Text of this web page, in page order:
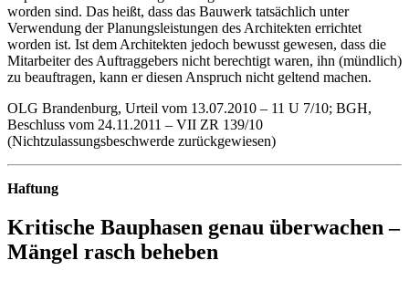
worden sind. Das heißt, dass das Bauwerk tatsächlich unter
Verwendung der Planungsleistungen des Architekten errichtet
worden ist. Ist dem Architekten jedoch bewusst gewesen, dass die
Mitarbeiter des Auftraggebers nicht berechtigt waren, ihn (mündlich)
zu beauftragen, kann er diesen Anspruch nicht geltend machen.
OLG Brandenburg, Urteil vom 13.07.2010 – 11 U 7/10; BGH,
Beschluss vom 24.11.2011 – VII ZR 139/10
(Nichtzulassungsbeschwerde ­zurückgewiesen)
Haftung
Kritische Bauphasen genau über­wachen –
Mängel rasch beheben